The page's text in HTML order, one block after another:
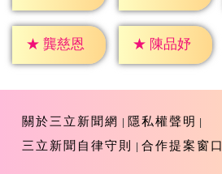
★ 龔慈恩 ★ 陳品妤
關於三立新聞網
隱私權聲明
三立新聞自律守則
合作提案窗口